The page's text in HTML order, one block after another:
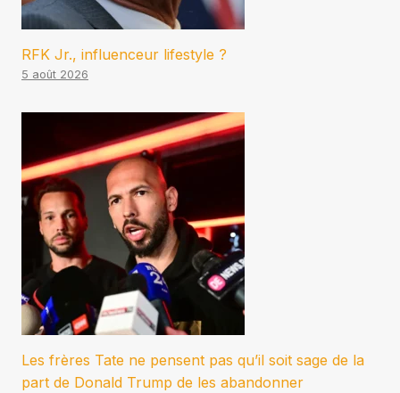
RFK Jr., influenceur lifestyle ?
5 août 2026
Les frères Tate ne pensent pas qu’il soit sage de la
part de Donald Trump de les abandonner